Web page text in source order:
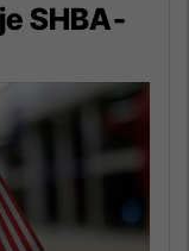
SHBA-